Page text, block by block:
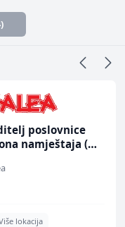
poslovnice
namještaja (m/
lokacija